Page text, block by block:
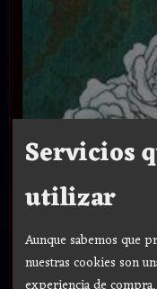
Servicios
utilizar
Aunque sabemos que
nuestras cookies son